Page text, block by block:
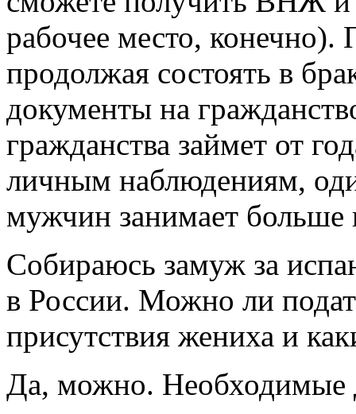
рабочее место,
продолжая состоять в
документы на
гражданства займет от
личным наблюдениям,
мужчин занимает
Собираюсь замуж за
в России. Можно ли
присутствия жениха и
Да, можно. Необходимые